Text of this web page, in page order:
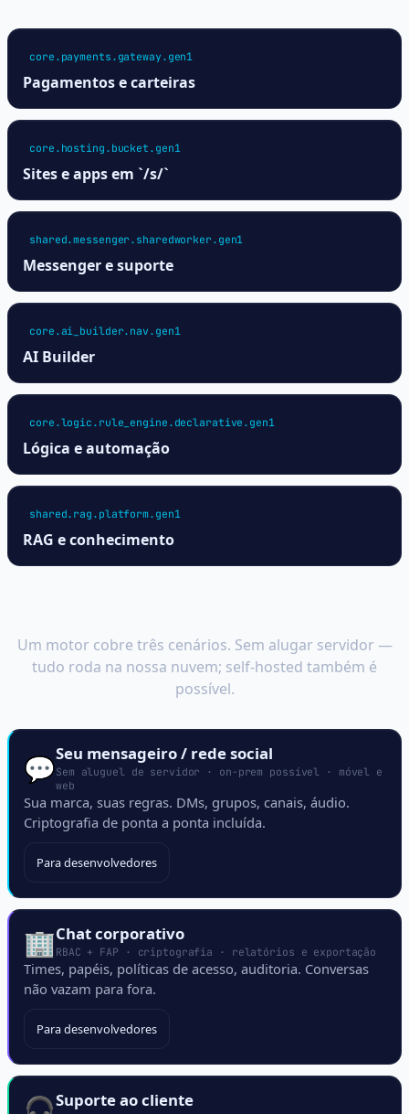
core.payments.gateway.gen1
Pagamentos e carteiras
core.hosting.bucket.gen1
Sites e apps em `/s/`
shared.messenger.sharedworker.gen1
Messenger e suporte
core.ai_builder.nav.gen1
AI Builder
core.logic.rule_engine.declarative.gen1
Lógica e automação
shared.rag.platform.gen1
RAG e conhecimento
Um motor cobre três cenários. Sem alugar servidor —
tudo roda na nossa nuvem; self-hosted também é
possível.
💬Seu mensageiro / rede social
Sem aluguel de servidor · on-prem possível · móvel e
web
Sua marca, suas regras. DMs, grupos, canais, áudio.
Criptografia de ponta a ponta incluída.
Para desenvolvedores
🏢Chat corporativo
RBAC + FAP · criptografia · relatórios e exportação
Times, papéis, políticas de acesso, auditoria. Conversas
não vazam para fora.
Para desenvolvedores
Suporte ao cliente